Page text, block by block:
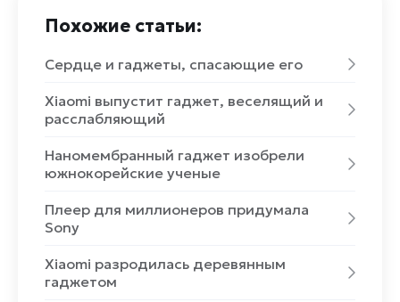
Похожие статьи:
Сердце и гаджеты, спасающие его
Xiaomi выпустит гаджет, веселящий и
расслабляющий
Наномембранный гаджет изобрели
южнокорейские ученые
Плеер для миллионеров придумала
Sony
Xiaomi разродилась деревянным
гаджетом